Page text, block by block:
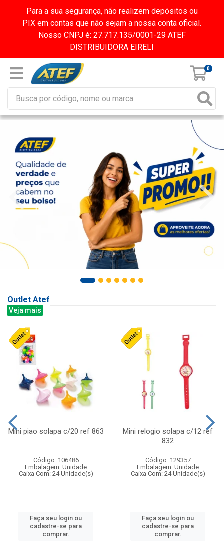
Para a sua segurança, não realizem depósitos ou
PIX em contas que não sejam a nossa conta oficial.
Nosso CNPJ é: 27.717.135/0001-29 ATEF
DISTRIBUIDORA EIRELI
0
Outlet Atef
Veja mais
Mini piao solapa c/20 ref 863
Código: 106486
Embalagem: Unidade
Caixa Com: 24 Unidade(s)
Faça seu login ou
cadastre-se para
comprar.
Mini relogio solapa c/12 ref
832
Código: 129357
Embalagem: Unidade
Caixa Com: 24 Unidade(s)
Faça seu login ou
cadastre-se para
comprar.